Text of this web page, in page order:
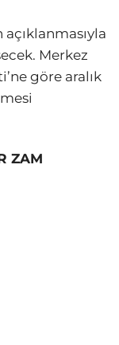
açıklanmasıyla
Merkez
göre aralık
ZAM